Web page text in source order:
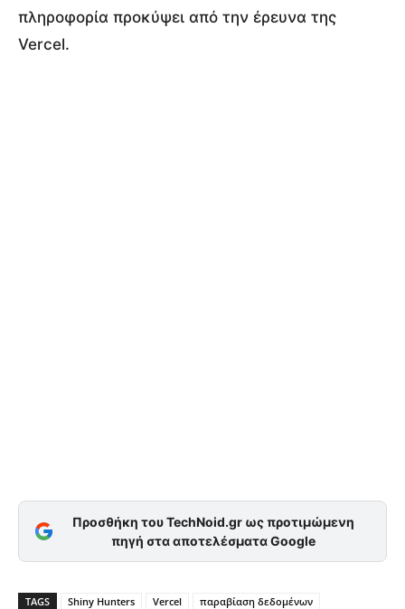
πληροφορία προκύψει από την έρευνα της
Vercel.
Προσθήκη του TechNoid.gr ως προτιμώμενη
πηγή στα αποτελέσματα Google
TAGS Shiny Hunters Vercel
παραβίαση δεδομένων